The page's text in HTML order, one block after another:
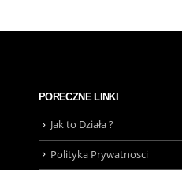
PORECZNE LINKI
Jak to Działa ?
Polityka Prywatnosci